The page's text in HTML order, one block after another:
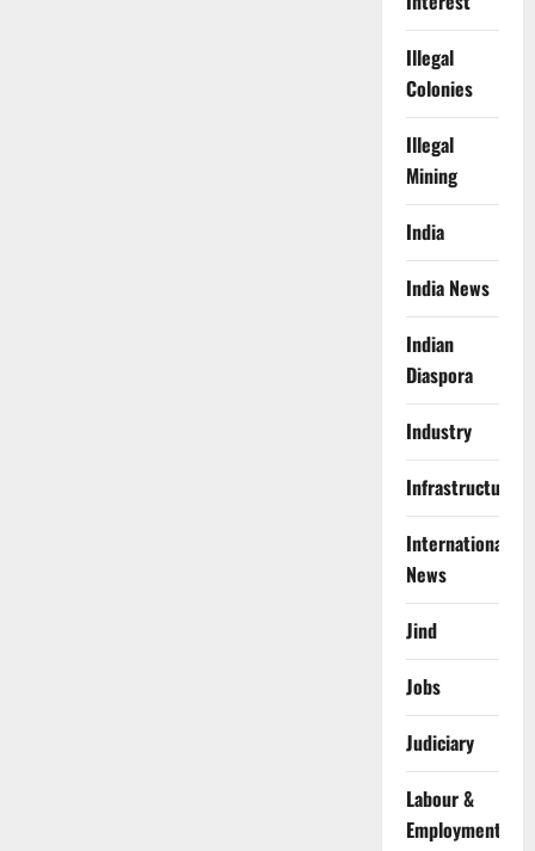
Illegal
Colonies
Illegal
Mining
India
India News
Indian
Diaspora
Industry
Infrastructure
International
News
Jind
Jobs
Judiciary
Labour &
Employment